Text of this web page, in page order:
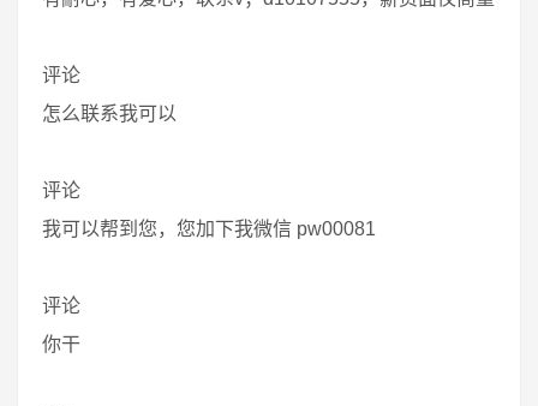
评论
怎么联系我可以
评论
我可以帮到您，您加下我微信 pw00081
评论
你干